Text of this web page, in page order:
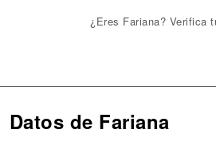
¿Eres Fariana? Verifica
Datos de Fariana